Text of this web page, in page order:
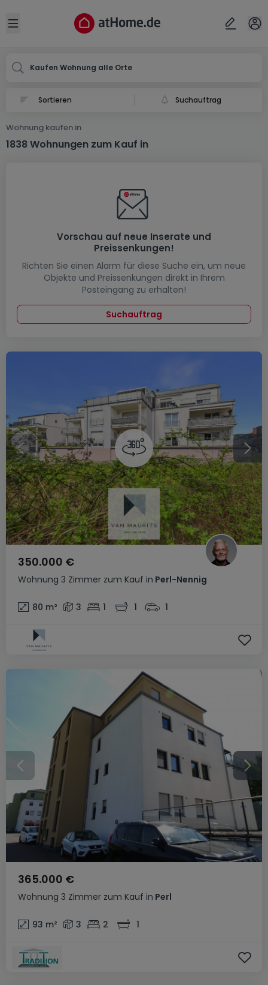
Open sidebar
Kaufen Wohnung alle Orte
Suchauftrag
Wohnung kaufen in
1838 Wohnungen zum Kauf in
Vorschau auf neue Inserate und
Preissenkungen!
Richten Sie einen Alarm für diese Suche ein, um neue
Objekte und Preissenkungen direkt in Ihrem
Posteingang zu erhalten!
Suchauftrag
Wohnung 3 Zimmer zum Kauf in Perl-Nennig
350.000 €
80 m² 3 1 1 1
Wohnung 3 Zimmer zum Kauf in Perl
365.000 €
93 m² 3 2 1
Ort
Abbrechen ok